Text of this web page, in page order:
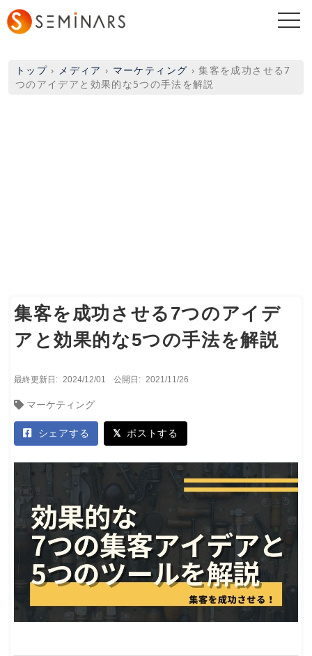
トップ › メディア › マーケティング ›集客を成功させる7
つのアイデアと効果的な5つの手法を解説
集客を成功させる7つのアイデ
アと効果的な5つの手法を解説
最終更新日: 2024/12/01 公開日: 2021/11/26
マーケティング
シェアする ポストする